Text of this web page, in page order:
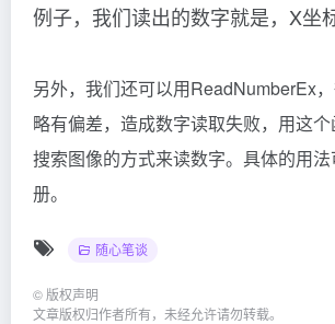
例子，我们读出的数字就是，X坐
另外，我们还可以用ReadNumberEx
略有偏差，造成数字读取失败，用这
搜索图像的方式来读数字。具体的用
册。
随心笔谈
© 版权声明
文章版权归作者所有，未经允许请勿转载。